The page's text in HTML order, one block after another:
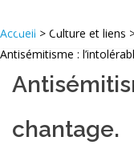
Accueil > Culture et liens
Antisémitisme :
chantage.